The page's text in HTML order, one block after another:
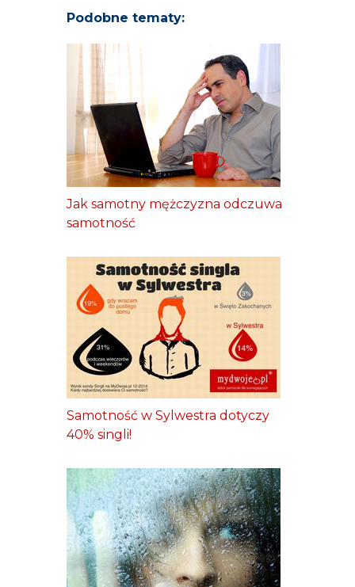
Podobne tematy:
Jak samotny mężczyzna odczuwa
samotność
Samotność w Sylwestra dotyczy
40% singli!